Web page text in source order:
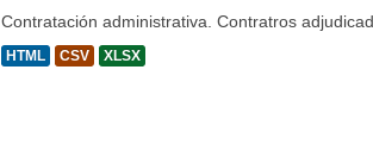
Contratación administrativa. Contratros
HTML CSV XLSX